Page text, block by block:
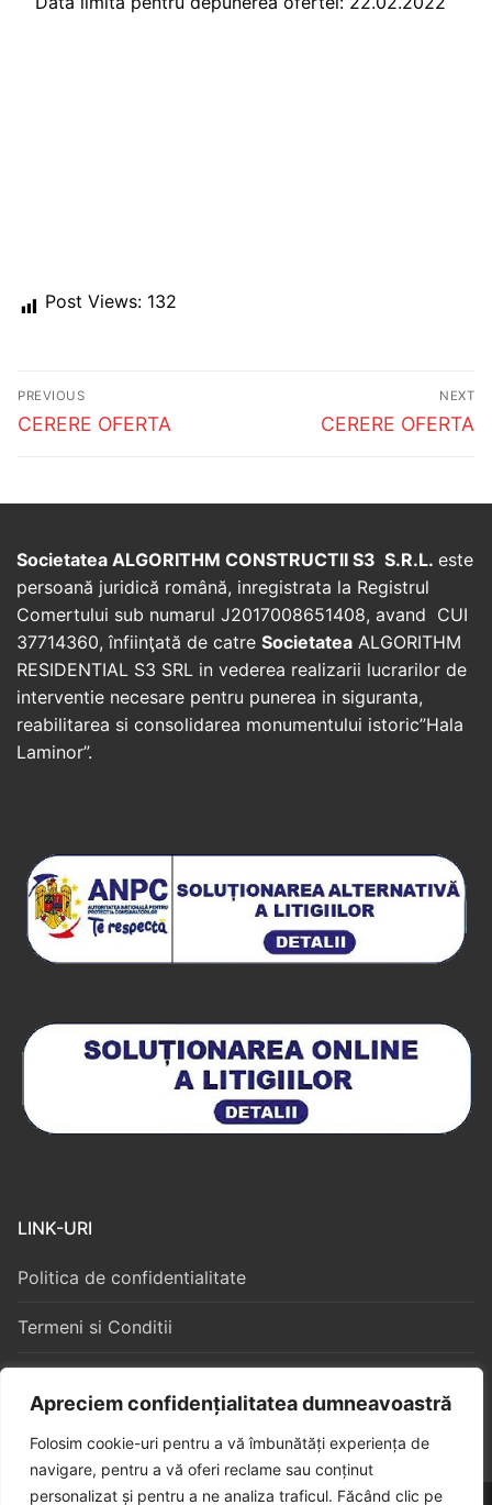
Apreciem confidențialitatea dumneavoastră
Folosim cookie-uri pentru a vă îmbunătăți experiența de
navigare, pentru a vă oferi reclame sau conținut
personalizat și pentru a ne analiza traficul. Făcând clic pe
Post Views: 132
Post
navigation
PREVIOUS
Previous
CERERE OFERTA
NEXT
Next
CERERE OFERTA
Societatea ALGORITHM CONSTRUCTII S3 S.R.L. este
persoană juridică română, inregistrata la Registrul
Comertului sub numarul J2017008651408, avand CUI
37714360, înfiinţată de catre Societatea ALGORITHM
RESIDENTIAL S3 SRL in vederea realizarii lucrarilor de
interventie necesare pentru punerea in siguranta,
reabilitarea si consolidarea monumentului istoric”Hala
Laminor”.
LINK-URI
Politica de confidentialitate
Termeni si Conditii